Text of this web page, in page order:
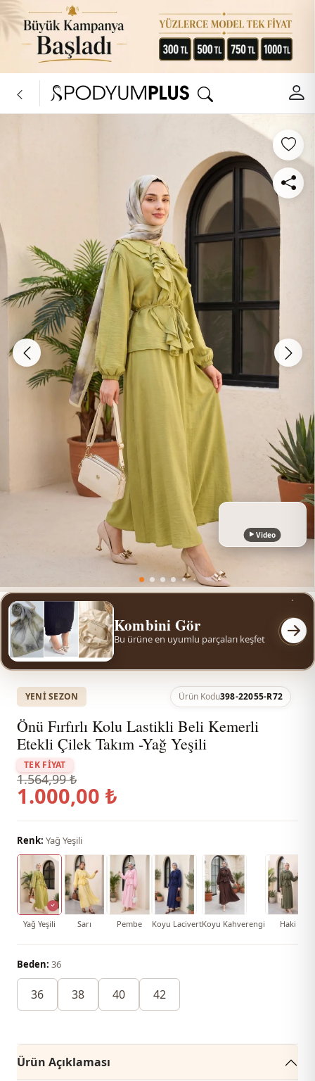
Video
Kombini Gör
Bu ürüne en uyumlu parçaları keşfet
YENI SEZON Ürün Kodu398-22055-R72
Önü Fırfırlı Kolu Lastikli Beli Kemerli
Etekli Çilek Takım -Yağ Yeşili
TEK FİYAT
1.564,99 ₺
1.000,00 ₺
Renk: Yağ Yeşili
Yağ Yeşili Sarı Pembe Koyu LacivertKoyu Kahverengi Haki
Beden: 36
36 38 40 42
Ürün Açıklaması